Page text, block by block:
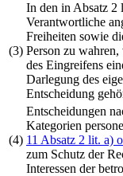
(3)
In den in Absatz 2
Verantwortliche
Freiheiten sowie
Person zu
des Eingreifens
Darlegung des
Entscheidung
(4)
Entscheidungen
Kategorien
11 Absatz 2 lit. a)
zum Schutz der
Interessen der